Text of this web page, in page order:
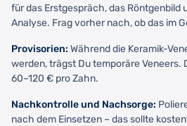
für das Erstgespräch, das Röntgenbild
Analyse. Frag vorher nach, ob das im
Provisorien: Während die Keramik-
werden, trägst Du temporäre Veneers.
60–120 € pro Zahn.
Nachkontrolle und Nachsorge:
nach dem Einsetzen – das sollte